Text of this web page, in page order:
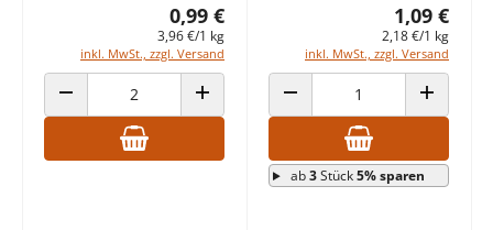
0,99 €
3,96 €/1 kg
inkl. MwSt., zzgl. Versand
ANZAHL VERRINGERN ANZAHL ERHÖHEN
1,09 €
2,18 €/1 kg
inkl. MwSt., zzgl. Versand
ANZAHL VERRINGERN ANZAHL
ab3Stück5% sparen